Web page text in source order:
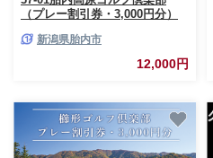
（プレー割引券・3,000円分）
新潟県胎内市
12,000円